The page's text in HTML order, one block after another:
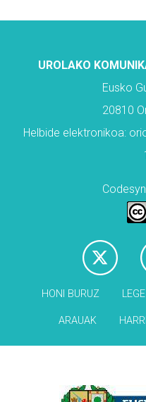
UROLAKO
Eusko
20810
Helbide elektronikoa:
HONI BURUZ
ARAUAK